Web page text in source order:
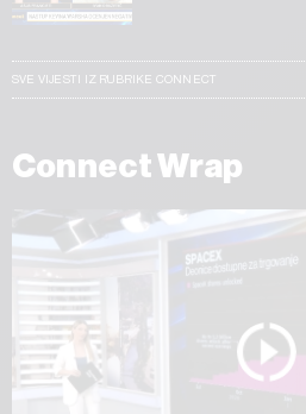
SVE VIJESTI IZ RUBRIKE CONNECT
Connect Wrap